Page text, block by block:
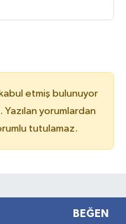
kabul etmiş bulunuyor
yorumlardan
tutulamaz.
BEĞEN